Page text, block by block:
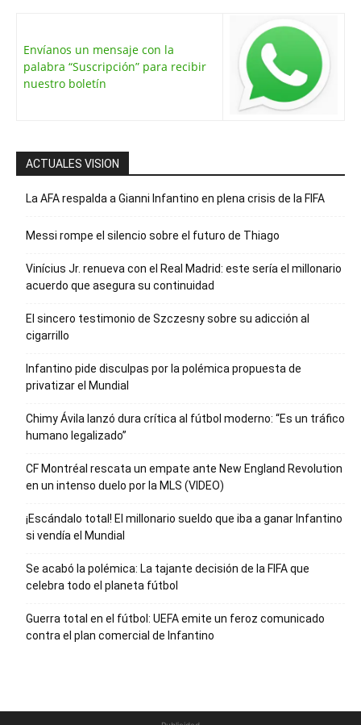
Envíanos un mensaje con la
palabra “Suscripción” para recibir
nuestro boletín
ACTUALES VISION
La AFA respalda a Gianni Infantino en plena crisis de la FIFA
Messi rompe el silencio sobre el futuro de Thiago
Vinícius Jr. renueva con el Real Madrid: este sería el millonario
acuerdo que asegura su continuidad
El sincero testimonio de Szczesny sobre su adicción al
cigarrillo
Infantino pide disculpas por la polémica propuesta de
privatizar el Mundial
Chimy Ávila lanzó dura crítica al fútbol moderno: “Es un tráfico
humano legalizado”
CF Montréal rescata un empate ante New England Revolution
en un intenso duelo por la MLS (VIDEO)
¡Escándalo total! El millonario sueldo que iba a ganar Infantino
si vendía el Mundial
Se acabó la polémica: La tajante decisión de la FIFA que
celebra todo el planeta fútbol
Guerra total en el fútbol: UEFA emite un feroz comunicado
contra el plan comercial de Infantino